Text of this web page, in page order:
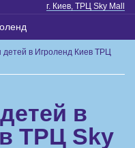
г. Киев, ТРЦ Sky Mall
в Игроленд Киев ТРЦ
в
ТРЦ Sky